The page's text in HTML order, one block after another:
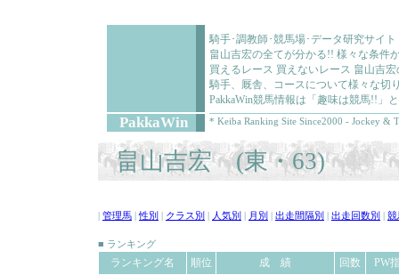
騎手･調教師･競馬場･データ研究サイ
畠山吉宏の全てが分かる!! 様々な条件
買えるレース 買えないレース 畠山吉
騎手、厩舎、コースについて様々な切
PakkaWin競馬情報は「趣味は競馬!!」
PakkaWin * Keiba Ranking Site Since2000 - Jockey &
畠山吉宏 (東・63)
管理馬 |性別 クラス別 人気別 月別 出走間隔別 出走回数別 競
■ ランキング
ランキング名 順位 成 績 回数
PW